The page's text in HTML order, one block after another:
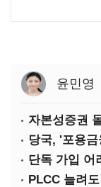
윤민영
PLCC 늘려